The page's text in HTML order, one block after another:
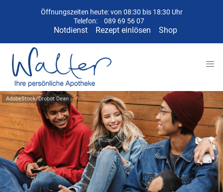
Öffnungszeiten heute: von 08:30 bis 18:30 Uhr
Telefon:
089 69 56 07
Notdienst Rezept einlösen Shop
AdobeStock/Drobot Dean